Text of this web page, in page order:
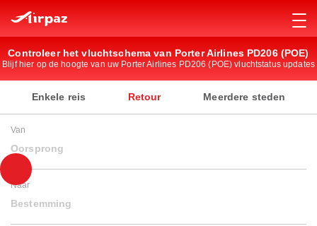
Controleer het vluchtschema van Porter Airlines PD206 (POE)
Blijf hier op de hoogte van uw Porter Airlines PD206 (POE) vluchtstatus updates
Enkele reis Retour Meerdere steden
Van
Oorsprong
Naar
Bestemming